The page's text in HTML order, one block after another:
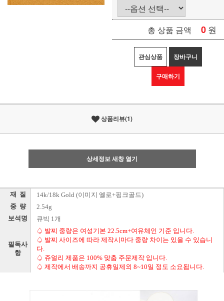
총 상품 금액 0 원
관심상품 장바구니
구매하기
상품리뷰(1)
상세정보 새창 열기
재 질 14k/18k Gold (이미지 옐로+핑크골드)
중 량 2.54g
보석명 큐빅 1개
필독사
항
♤ 발찌 중량은 여성기본 22.5cm+여유체인 기준 입니다.
♤ 발찌 사이즈에 따라 제작시마다 중량 차이는 있을 수 있습니
다.
♤ 쥬얼리 제품은 100% 맞춤 주문제작 입니다.
♤ 제작에서 배송까지 공휴일제외 8~10일 정도 소요됩니다.